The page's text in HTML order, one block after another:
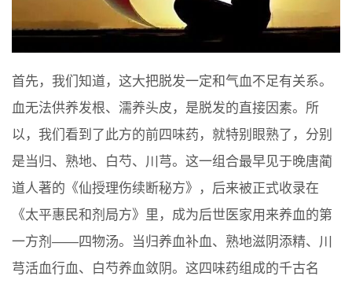
首先，我们知道，这大把脱发一定和气血不足有关系。
血无法供养发根、濡养头皮，是脱发的直接因素。所
以，我们看到了此方的前四味药，就特别眼熟了，分别
是当归、熟地、白芍、川芎。这一组合最早见于晚唐蔺
道人著的《仙授理伤续断秘方》，后来被正式收录在
《太平惠民和剂局方》里，成为后世医家用来养血的第
一方剂——四物汤。当归养血补血、熟地滋阴添精、川
芎活血行血、白芍养血敛阴。这四味药组成的千古名